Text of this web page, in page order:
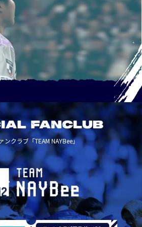
FANCLUB
ンクラブ「TEAM NAYBee」